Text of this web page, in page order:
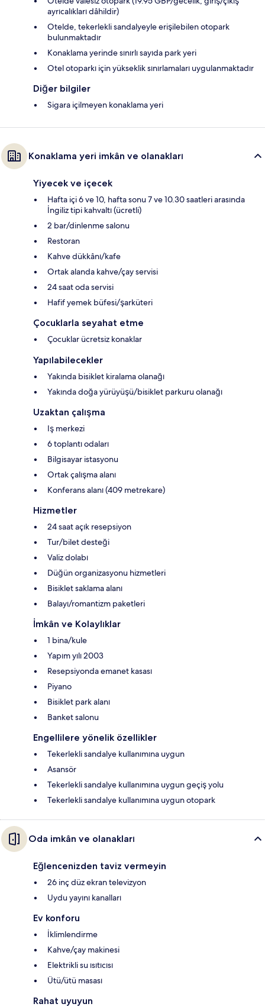
ayrıcalıkları dâhildir)
Otelde, tekerlekli sandalyeyle erişilebilen otopark
bulunmaktadır
Konaklama yerinde sınırlı sayıda park yeri
Otel otoparkı için yükseklik sınırlamaları uygulanmaktadır
Diğer bilgiler
Sigara içilmeyen konaklama yeri
Konaklama yeri imkân ve olanakları
Yiyecek ve içecek
Hafta içi 6 ve 10, hafta sonu 7 ve 10.30 saatleri arasında
İngiliz tipi kahvaltı (ücretli)
2 bar/dinlenme salonu
Restoran
Kahve dükkânı/kafe
Ortak alanda kahve/çay servisi
24 saat oda servisi
Hafif yemek büfesi/şarküteri
Çocuklarla seyahat etme
Çocuklar ücretsiz konaklar
Yapılabilecekler
Yakında bisiklet kiralama olanağı
Yakında doğa yürüyüşü/bisiklet parkuru olanağı
Uzaktan çalışma
Iş merkezi
6 toplantı odaları
Bilgisayar istasyonu
Ortak çalışma alanı
Konferans alanı (409 metrekare)
Hizmetler
24 saat açık resepsiyon
Tur/bilet desteği
Valiz dolabı
Düğün organizasyonu hizmetleri
Bisiklet saklama alanı
Balayı/romantizm paketleri
İmkân ve Kolaylıklar
1 bina/kule
Yapım yılı 2003
Resepsiyonda emanet kasası
Piyano
Bisiklet park alanı
Banket salonu
Engellilere yönelik özellikler
Tekerlekli sandalye kullanımına uygun
Asansör
Tekerlekli sandalye kullanımına uygun geçiş yolu
Tekerlekli sandalye kullanımına uygun otopark
Oda imkân ve olanakları
Eğlencenizden taviz vermeyin
26 inç düz ekran televizyon
Uydu yayını kanalları
Ev konforu
İklimlendirme
Kahve/çay makinesi
Elektrikli su ısıtıcısı
Ütü/ütü masası
Rahat uyuyun